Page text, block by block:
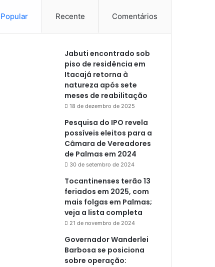
Popular Recente Comentários
Jabuti encontrado sob
piso de residência em
Itacajá retorna à
natureza após sete
meses de reabilitação
18 de dezembro de 2025
Pesquisa do IPO revela
possíveis eleitos para a
Câmara de Vereadores
de Palmas em 2024
30 de setembro de 2024
Tocantinenses terão 13
feriados em 2025, com
mais folgas em Palmas;
veja a lista completa
21 de novembro de 2024
Governador Wanderlei
Barbosa se posiciona
sobre operação: